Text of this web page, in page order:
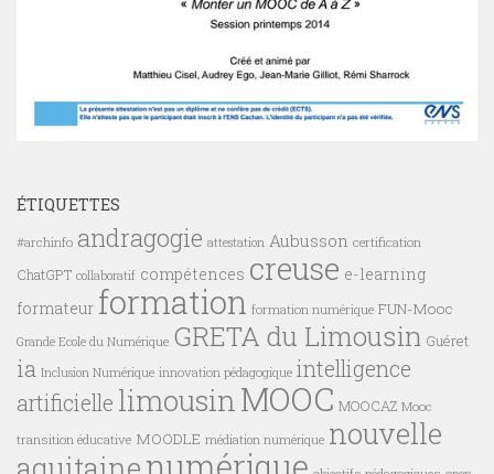
ÉTIQUETTES
#archinfo andragogie attestation Aubusson certification
ChatGPT collaboratif compétences creuse e-learning
formateur formation formation numérique FUN-Mooc
Grande Ecole du Numérique GRETA du Limousin Guéret
ia Inclusion Numérique innovation pédagogique intelligence
artificielle limousinMOOC MOOCAZ Mooc
transition éducative MOODLE médiation numérique nouvelle